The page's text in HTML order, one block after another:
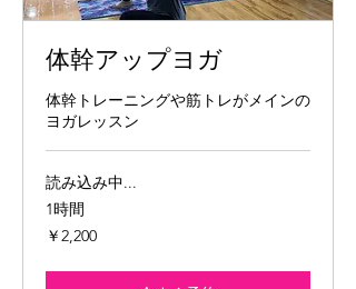
体幹アップヨガ
体幹トレーニングや筋トレがメインの
ヨガレッスン
読み込み中...
1時間
2,200
円
￥2,200